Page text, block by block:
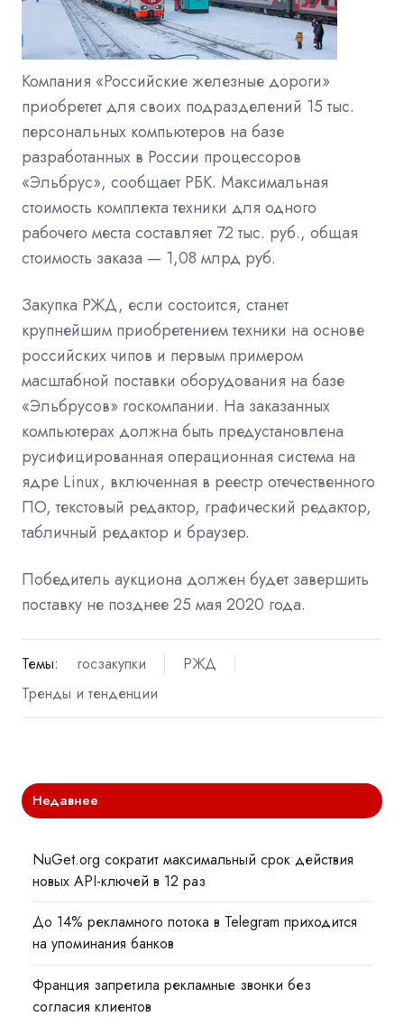
Компания «Российские железные дороги»
приобретет для своих подразделений 15 тыс.
персональных компьютеров на базе
разработанных в России процессоров
«Эльбрус», сообщает РБК. Максимальная
стоимость комплекта техники для одного
рабочего места составляет 72 тыс. руб., общая
стоимость заказа — 1,08 млрд руб.
Закупка РЖД, если состоится, станет
крупнейшим приобретением техники на основе
российских чипов и первым примером
масштабной поставки оборудования на базе
«Эльбрусов» госкомпании. На заказанных
компьютерах должна быть предустановлена
русифицированная операционная система на
ядре Linux, включенная в реестр отечественного
ПО, текcтовый редактор, графический редактор,
табличный редактор и браузер.
Победитель аукциона должен будет завершить
поставку не позднее 25 мая 2020 года.
Темы: госзакупки
РЖД
Тренды и тенденции
Недавнее
NuGet.org сократит максимальный срок действия
новых API-ключей в 12 раз
До 14% рекламного потока в Telegram приходится
на упоминания банков
Франция запретила рекламные звонки без
согласия клиентов